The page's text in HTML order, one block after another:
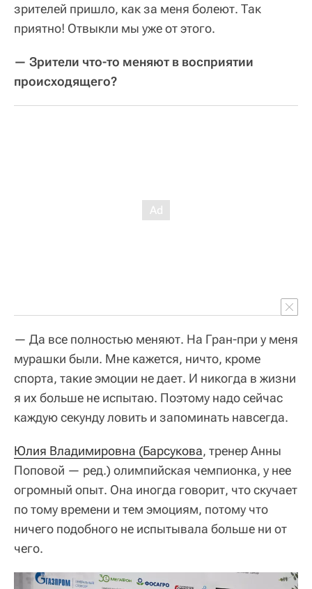
зрителей пришло, как за меня болеют. Так
приятно! Отвыкли мы уже от этого.
— Зрители что-то меняют в восприятии
происходящего?
— Да все полностью меняют. На Гран-при у меня
мурашки были. Мне кажется, ничто, кроме
спорта, такие эмоции не дает. И никогда в жизни
я их больше не испытаю. Поэтому надо сейчас
каждую секунду ловить и запоминать навсегда.
Юлия Владимировна (Барсукова, тренер Анны
Поповой — ред.) олимпийская чемпионка, у нее
огромный опыт. Она иногда говорит, что скучает
по тому времени и тем эмоциям, потому что
ничего подобного не испытывала больше ни от
чего.